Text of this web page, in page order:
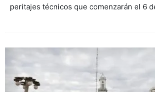
peritajes técnicos que comenzarán el 6